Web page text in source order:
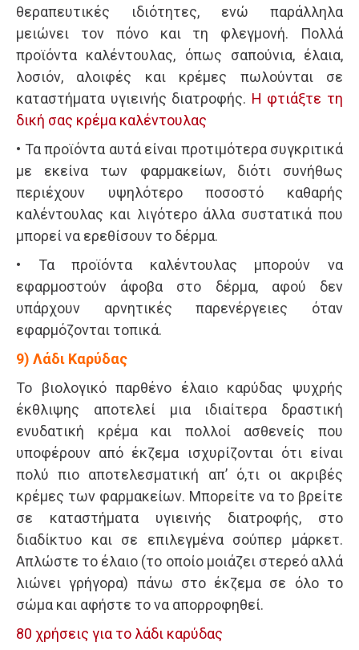
θεραπευτικές ιδιότητες, ενώ παράλληλα
μειώνει τον πόνο και τη φλεγμονή. Πολλά
προϊόντα καλέντουλας, όπως σαπούνια, έλαια,
λοσιόν, αλοιφές και κρέμες πωλούνται σε
καταστήματα υγιεινής διατροφής. Η φτιάξτε τη
δική σας κρέμα καλέντουλας
• Τα προϊόντα αυτά είναι προτιμότερα συγκριτικά
με εκείνα των φαρμακείων, διότι συνήθως
περιέχουν υψηλότερο ποσοστό καθαρής
καλέντουλας και λιγότερο άλλα συστατικά που
μπορεί να ερεθίσουν το δέρμα.
• Τα προϊόντα καλέντουλας μπορούν να
εφαρμοστούν άφοβα στο δέρμα, αφού δεν
υπάρχουν αρνητικές παρενέργειες όταν
εφαρμόζονται τοπικά.
9) Λάδι Καρύδας
Το βιολογικό παρθένο έλαιο καρύδας ψυχρής
έκθλιψης αποτελεί μια ιδιαίτερα δραστική
ενυδατική κρέμα και πολλοί ασθενείς που
υποφέρουν από έκζεμα ισχυρίζονται ότι είναι
πολύ πιο αποτελεσματική απ’ ό,τι οι ακριβές
κρέμες των φαρμακείων. Μπορείτε να το βρείτε
σε καταστήματα υγιεινής διατροφής, στο
διαδίκτυο και σε επιλεγμένα σούπερ μάρκετ.
Απλώστε το έλαιο (το οποίο μοιάζει στερεό αλλά
λιώνει γρήγορα) πάνω στο έκζεμα σε όλο το
σώμα και αφήστε το να απορροφηθεί.
80 χρήσεις για το λάδι καρύδας